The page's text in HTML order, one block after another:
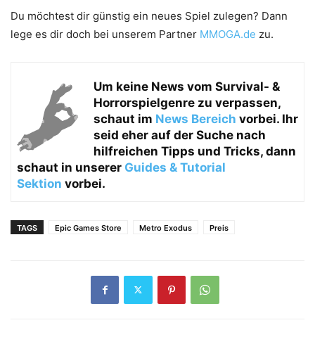
Du möchtest dir günstig ein neues Spiel zulegen? Dann
lege es dir doch bei unserem Partner MMOGA.de zu.
Um keine News vom Survival- &
Horrorspielgenre zu verpassen,
schaut im News Bereich vorbei. Ihr
seid eher auf der Suche nach
hilfreichen Tipps und Tricks, dann
schaut in unserer Guides & Tutorial
Sektion vorbei.
TAGS Epic Games Store Metro Exodus Preis